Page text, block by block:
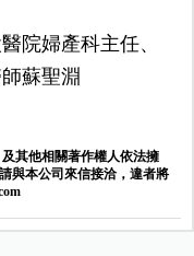
院婦產科主任、
蘇聖淵
其他相關著作權人依法擁
與本公司來信接洽，違者將